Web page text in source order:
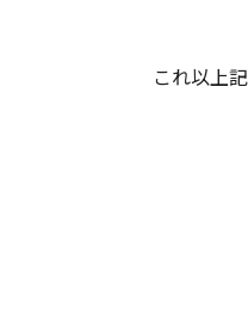
これ以上